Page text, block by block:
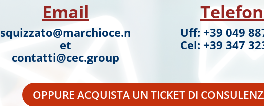
Email
squizzato@marchioce.n
et
contatti@cec.group
Uff: +39 049
Cel: +39 347
OPPURE ACQUISTA UN TICKET DI